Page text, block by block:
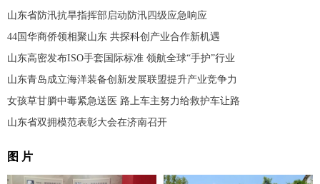
山东省防汛抗旱指挥部启动防汛四级应急响应
44国华商侨领相聚山东 共探科创产业合作新机遇
山东高密发布ISO手套国际标准 领航全球“手护”行业
山东青岛成立海洋装备创新发展联盟提升产业竞争力
女孩草甘膦中毒紧急送医 路上车主努力给救护车让路
山东省双拥模范表彰大会在济南召开
图 片